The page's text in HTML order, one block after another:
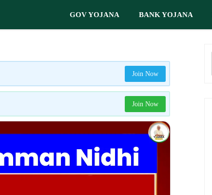
GOV YOJANA BANK YOJANA
Join Now
Join Now